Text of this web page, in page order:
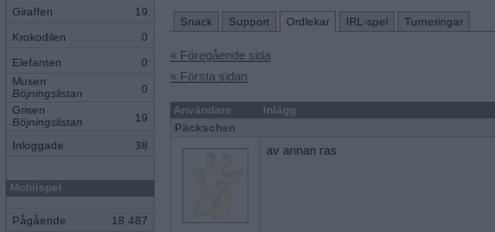
Giraffen 19
Krokodilen 0
Elefanten
0
Musen
Böjningslistan
0
Grisen
Böjningslistan
19
Inloggade 38
Mobilspel
Pågående 18 487
Snack Support Ordlekar IRL-spel Turneringar
« Föregående sida
« Första sidan
Användare
Inlägg
Päckschen
av annan ras